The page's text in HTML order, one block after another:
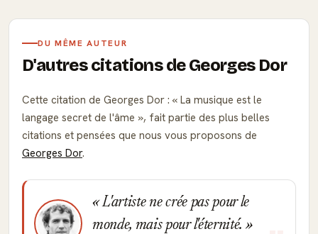
DU MÊME AUTEUR
D'autres citations de Georges Dor
Cette citation de Georges Dor :
La musique est le
langage secret de l'âme
, fait partie des plus belles
citations et pensées que nous vous proposons de
Georges Dor.
L'artiste ne crée pas pour le
monde, mais pour l'éternité.